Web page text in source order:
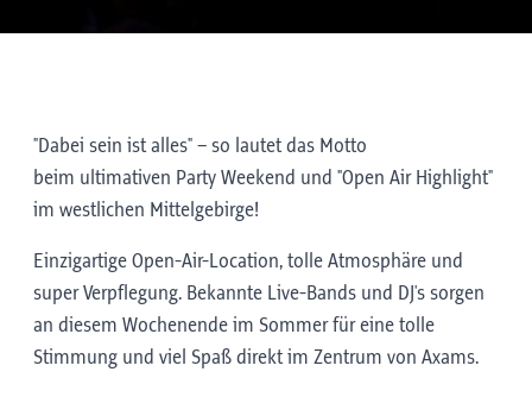
"Dabei sein ist alles" – so lautet das Motto
beim ultimativen Party Weekend und "Open Air Highlight"
im westlichen Mittelgebirge!
Einzigartige Open-Air-Location, tolle Atmosphäre und
super Verpflegung. Bekannte Live-Bands und DJ's sorgen
an diesem Wochenende im Sommer für eine tolle
Stimmung und viel Spaß direkt im Zentrum von Axams.